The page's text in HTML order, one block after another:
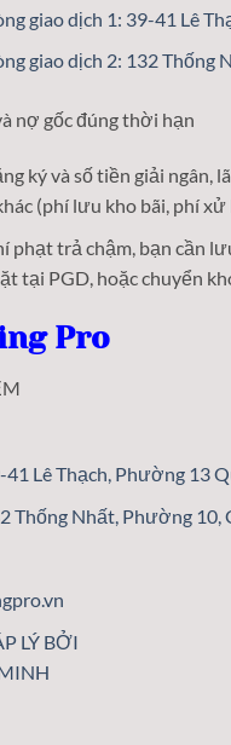
giao dịch 1: 39-41 Lê
giao dịch 2: 132 Thống
nợ gốc đúng thời hạn
ký và số tiền giải ngân,
(phí lưu kho bãi, phí
phạt trả chậm, bạn cần
tại PGD, hoặc chuyển
Pro
41 Lê Thạch, Phường 13
Thống Nhất, Phường
LÝ BỞI